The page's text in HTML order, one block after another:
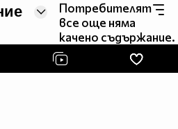
Потребителят
все още няма
качено съдържание.